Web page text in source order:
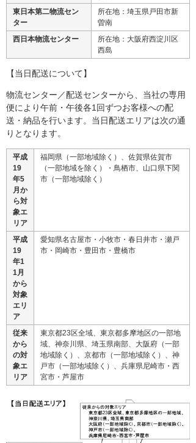
東日本第二物流セン
ター
所在地：埼玉県戸田市新
曽南
西日本物流センター
所在地：大阪府西淀川区
西島
【当日配送について】
物流センター／配送センターから、当社の専用
便により午前・午後各1回ずつお客様への配
送・納品を行います。当日配送エリアは次の通
りとなります。
平成
19
年5
月か
ら対
象エ
リア
福岡県（一部地域除く）、佐賀県佐賀市
（一部地域を除く）・鳥栖市、山口県下関
市（一部地域除く）
平成
19
年1
1月
から
対象
エリ
ア
愛知県名古屋市・小牧市・春日井市・瀬戸
市・岡崎市・豊田市・豊橋市
従来
から
の対
象エ
リア
東京都23区全域、東京都多摩地区の一部地
域、神奈川県、埼玉県南部、大阪府（一部
地域除く）、京都市（一部地域除く）、神
戸市（一部地域除く）、兵庫県尼崎市・西
宮市・芦屋市